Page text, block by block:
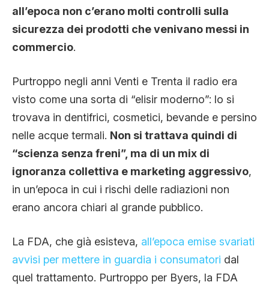
all’epoca non c’erano molti controlli sulla
sicurezza dei prodotti che venivano messi in
commercio.
Purtroppo negli anni Venti e Trenta il radio era
visto come una sorta di “elisir moderno”: lo si
trovava in dentifrici, cosmetici, bevande e persino
nelle acque termali. Non si trattava quindi di
“scienza senza freni”, ma di un mix di
ignoranza collettiva e marketing aggressivo,
in un’epoca in cui i rischi delle radiazioni non
erano ancora chiari al grande pubblico.
La FDA, che già esisteva, all’epoca emise svariati
avvisi per mettere in guardia i consumatori dal
quel trattamento. Purtroppo per Byers, la FDA